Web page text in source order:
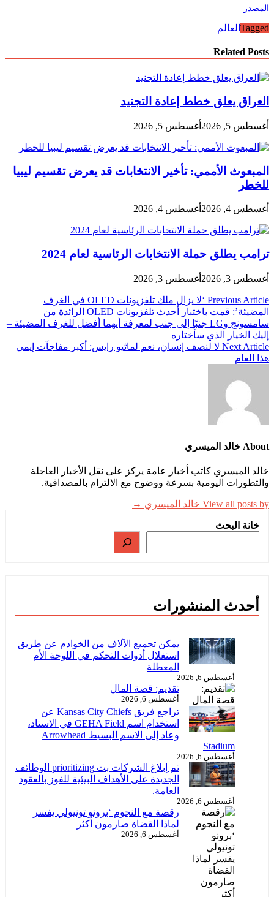
المصدر
Tagged العالم
Related Posts
العراق يعلق خطط إعادة التجنيد
أغسطس 5, 2026 أغسطس 5, 2026
المبعوث الأممي: تأخير الانتخابات قد يعرض تقسيم ليبيا
للخطر
أغسطس 4, 2026 أغسطس 4, 2026
ترامب يطلق حملة الانتخابات الرئاسية لعام 2024
أغسطس 3, 2026 أغسطس 3, 2026
تصفّح
المقالات
Previous Article
‘لا يزال ملك تلفزيونات OLED في الغرف
المضيئة’: قمت باختبار أحدث تلفزيونات OLED الرائدة من
سامسونج وLG جنبًا إلى جنب لمعرفة أيهما أفضل للغرف المضيئة –
إليك الخيار الذي سأختاره
Next Article لا لنصف إنسان، نعم لماثيو رايس: أكبر مفاجآت إيمي
هذا العام
About خالد الميسري
خالد الميسري كاتب أخبار عامة يركز على نقل الأخبار العاجلة
والتطورات اليومية بسرعة ووضوح مع الالتزام بالمصداقية.
View all posts by خالد الميسري →
خانة البحث
أحدث المنشورات
يمكن تجميع الآلاف من الخوادم عن طريق
استغلال أدوات التحكم في اللوحة الأم
المعطلة
أغسطس 6, 2026
تقديم: قصة المال
أغسطس 6, 2026
تراجع فريق Kansas City Chiefs عن
استخدام اسم GEHA Field في الاستاد،
وعاد إلى الاسم البسيط Arrowhead
Stadium
أغسطس 6, 2026
تم إبلاغ الشركات بت prioritizing الوظائف
الجديدة على الأهداف البيئية للفوز بالعقود
العامة.
أغسطس 6, 2026
رقصة مع النجوم ‘برونو تونيولي يفسر
لماذا القضاة صارمون أكثر
أغسطس 6, 2026